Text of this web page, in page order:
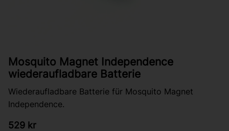
Mosquito Magnet Independence
wiederaufladbare Batterie
Wiederaufladbare Batterie für Mosquito Magnet
Independence.
529 kr